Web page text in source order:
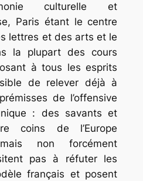
culturelle et
Paris étant le centre
lettres et des arts et le
la plupart des cours
à tous les esprits
de relever déjà à
de l’offensive
: des savants et
coins de l’Europe
non forcément
pas à réfuter les
français et posent